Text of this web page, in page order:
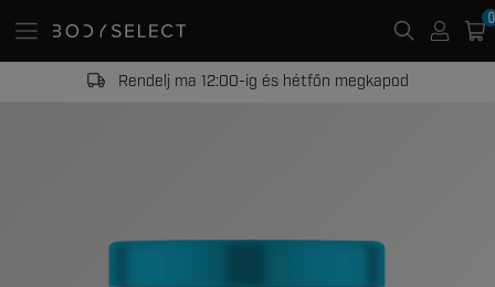
20 000 Ft -tól ingyenes kiszállítás
0